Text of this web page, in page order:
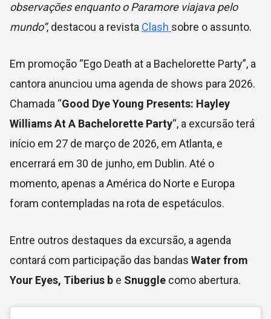
observações enquanto o Paramore viajava pelo
mundo”, destacou a revista Clash sobre o assunto.
Em promoção “Ego Death at a Bachelorette Party”, a
cantora anunciou uma agenda de shows para 2026.
Chamada “Good Dye Young Presents: Hayley
Williams At A Bachelorette Party“, a excursão terá
início em 27 de março de 2026, em Atlanta, e
encerrará em 30 de junho, em Dublin. Até o
momento, apenas a América do Norte e Europa
foram contempladas na rota de espetáculos.
Entre outros destaques da excursão, a agenda
contará com participação das bandas Water from
Your Eyes, Tiberius b e Snuggle como abertura.